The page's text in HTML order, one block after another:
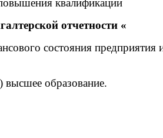
квалификации
отчетности «
состояния предприятия
) высшее образование.